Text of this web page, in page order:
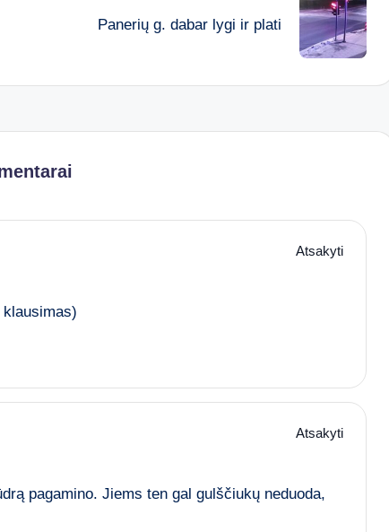
Panerių g. dabar lygi ir plati
Atsakyti
Atsakyti
pagamino. Jiems ten gal gulščiukų neduoda,